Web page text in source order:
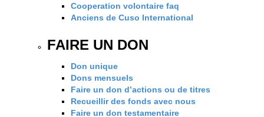
Cooperation volontaire faq
Anciens de Cuso International
FAIRE UN DON
Don unique
Dons mensuels
Faire un don d’actions ou de titres
Recueillir des fonds avec nous
Faire un don testamentaire